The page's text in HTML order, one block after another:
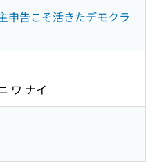
申告こそ活きたデモクラ
ワ ナイ